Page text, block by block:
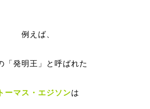
例えば、
「発明王」と呼ばれた
トーマス・エジソンは